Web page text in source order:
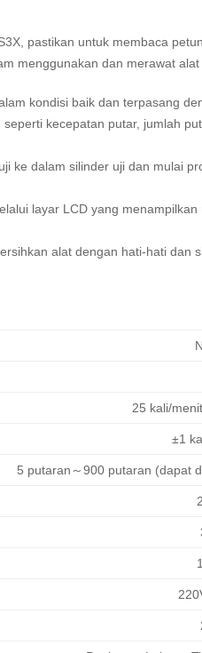
pastikan untuk membaca
menggunakan dan merawat alat
kondisi baik dan terpasang
kecepatan putar, jumlah
ke dalam silinder uji dan mulai
layar LCD yang
alat dengan hati-hati dan
25 kali/
±1
5 putaran～900 putaran (dapat